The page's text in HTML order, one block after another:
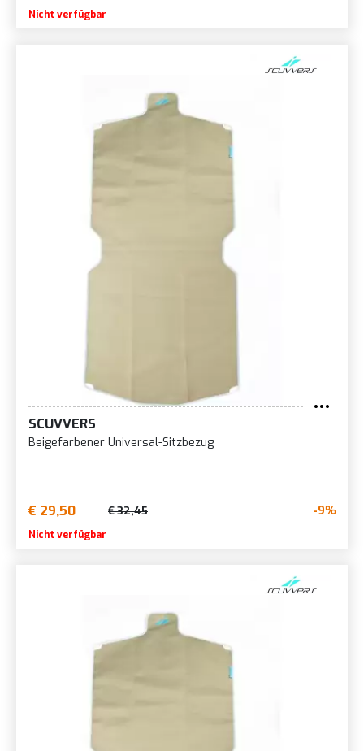
Nicht verfügbar
SCUVVERS
Beigefarbener Universal-Sitzbezug
€ 29,50 € 32,45 -9%
Nicht verfügbar